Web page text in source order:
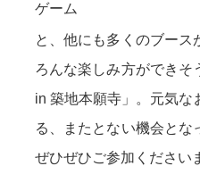
ゲーム
と、他にも多くのブース
ろんな楽しみ方ができそ
in 築地本願寺」。元気な
る、またとない機会とな
ぜひぜひご参加ください